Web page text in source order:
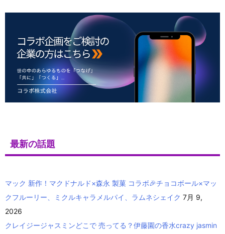
最新の話題
マック 新作！マクドナルド×森永 製菓 コラボ🎉チョコボール×マッ
クフルーリー、ミクルキャラメルパイ、ラムネシェイク 7月 9,
2026
クレイジージャスミンどこで 売ってる？伊藤園の香水crazy jasmin